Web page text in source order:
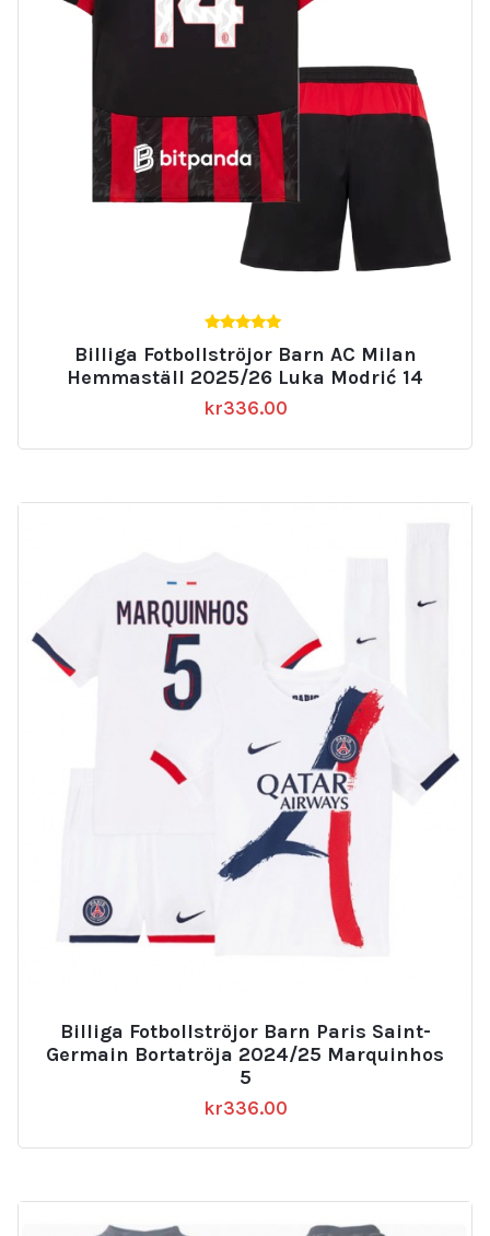
av 5
Billiga Fotbollströjor Barn AC Milan
Hemmaställ 2025/26 Luka Modrić 14
kr336.00
Billiga Fotbollströjor Barn Paris Saint-
Germain Bortatröja 2024/25 Marquinhos
5
kr336.00